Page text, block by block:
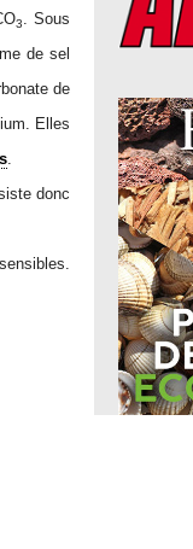
3
. Sous
de sel
de
Elles
donc